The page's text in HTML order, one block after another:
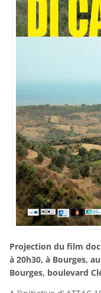
Projection du film
à 20h30, à Bourges,
Bourges, boulevard